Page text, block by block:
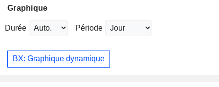
Graphique
Durée Période
BX: Graphique dynamique